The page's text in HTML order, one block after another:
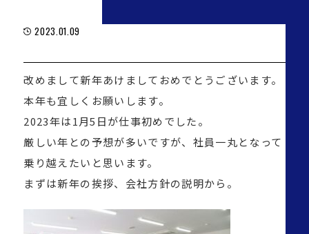
2023.01.09
改めまして新年あけましておめでとうございます。
本年も宜しくお願いします。
2023年は1月5日が仕事初めでした。
厳しい年との予想が多いですが、社員一丸となって
乗り越えたいと思います。
まずは新年の挨拶、会社方針の説明から。